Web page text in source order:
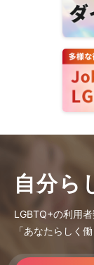
自分ら
LGBTQ+の利用
「あなたらしく